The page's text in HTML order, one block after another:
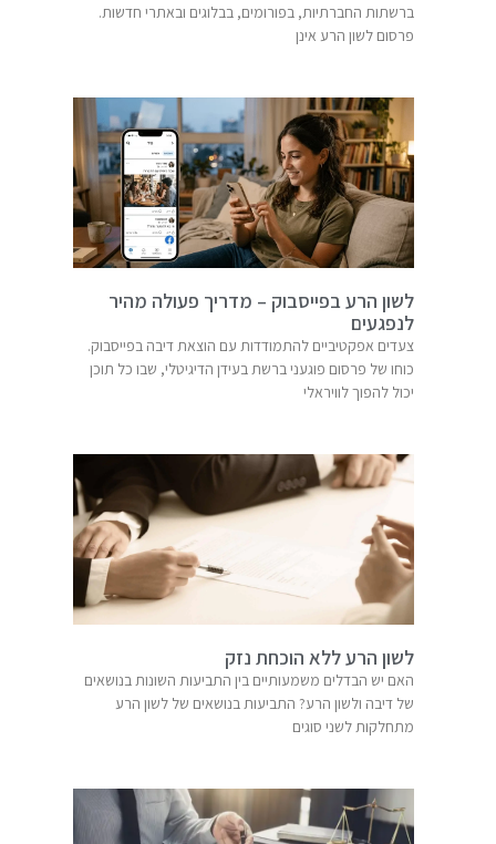
ברשתות החברתיות, בפורומים, בבלוגים ובאתרי חדשות.
פרסום לשון הרע אינן
לשון הרע בפייסבוק – מדריך פעולה מהיר
לנפגעים
צעדים אפקטיביים להתמודדות עם הוצאת דיבה בפייסבוק.
כוחו של פרסום פוגעני ברשת בעידן הדיגיטלי, שבו כל תוכן
יכול להפוך לוויראלי
לשון הרע ללא הוכחת נזק
האם יש הבדלים משמעותיים בין התביעות השונות בנושאים
של דיבה ולשון הרע? התביעות בנושאים של לשון הרע
מתחלקות לשני סוגים